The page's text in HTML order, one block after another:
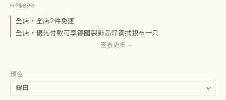
NT$890
全店，全店2件免運
全店，優先付款可享德國製飾品保養拭銀布一只
查看更多
顏色